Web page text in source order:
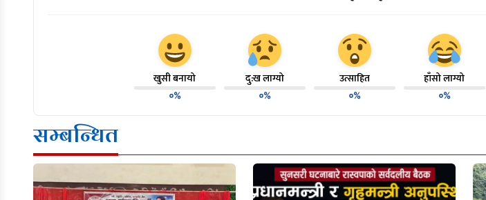
खुसी बनायो
०%
दु:ख लाग्यो
०%
उत्साहित
०%
हाँसो लाग्यो
०%
सम्बन्धित